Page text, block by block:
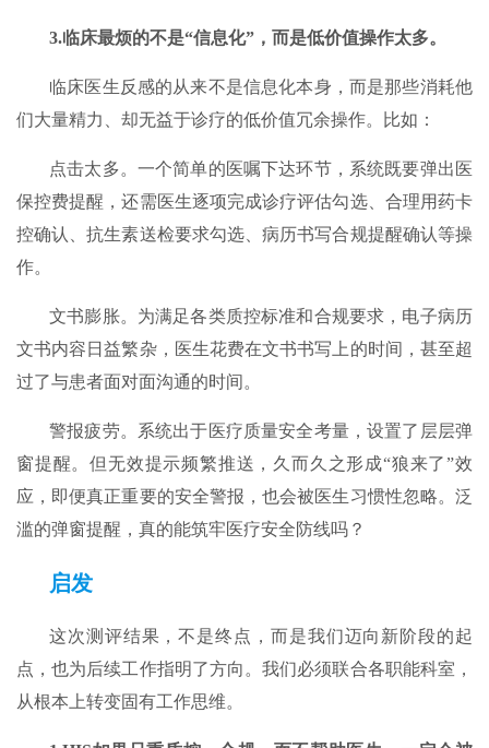
3.临床最烦的不是“信息化”，而是低价值操作太多。
临床医生反感的从来不是信息化本身，而是那些消耗他
们大量精力、却无益于诊疗的低价值冗余操作。比如：
点击太多。一个简单的医嘱下达环节，系统既要弹出医
保控费提醒，还需医生逐项完成诊疗评估勾选、合理用药卡
控确认、抗生素送检要求勾选、病历书写合规提醒确认等操
作。
文书膨胀。为满足各类质控标准和合规要求，电子病历
文书内容日益繁杂，医生花费在文书书写上的时间，甚至超
过了与患者面对面沟通的时间。
警报疲劳。系统出于医疗质量安全考量，设置了层层弹
窗提醒。但无效提示频繁推送，久而久之形成“狼来了”效
应，即便真正重要的安全警报，也会被医生习惯性忽略。泛
滥的弹窗提醒，真的能筑牢医疗安全防线吗？
启发
这次测评结果，不是终点，而是我们迈向新阶段的起
点，也为后续工作指明了方向。我们必须联合各职能科室，
从根本上转变固有工作思维。